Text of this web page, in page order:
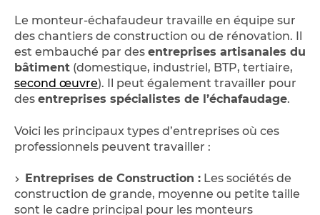
Le monteur-échafaudeur travaille en équipe sur
des chantiers de construction ou de rénovation. Il
est embauché par des entreprises artisanales du
bâtiment (domestique, industriel, BTP, tertiaire,
second œuvre). Il peut également travailler pour
des entreprises spécialistes de l’échafaudage.
Voici les principaux types d’entreprises où ces
professionnels peuvent travailler :
Entreprises de Construction : Les sociétés de
construction de grande, moyenne ou petite taille
sont le cadre principal pour les monteurs